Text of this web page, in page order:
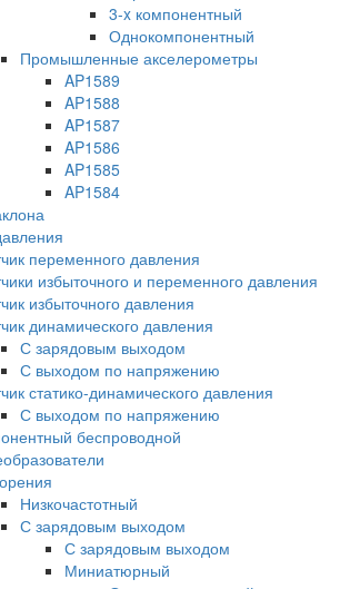
3-x компонентный
Однокомпонентный
Промышленные акселерометры
AP1589
AP1588
AP1587
AP1586
AP1585
AP1584
переменного давления
избыточного и переменного давления
избыточного давления
динамического давления
С зарядовым выходом
С выходом по напряжению
статико-динамического давления
С выходом по напряжению
беспроводной
Низкочастотный
С зарядовым выходом
С зарядовым выходом
Миниатюрный